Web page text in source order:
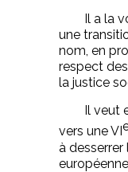
Il a la
une
nom, en
respect
la justice
Il veut
vers une VI
à desserrer